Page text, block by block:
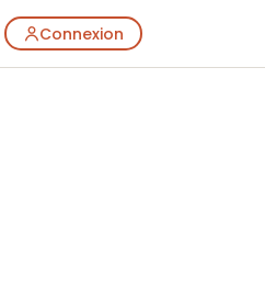
Connexion